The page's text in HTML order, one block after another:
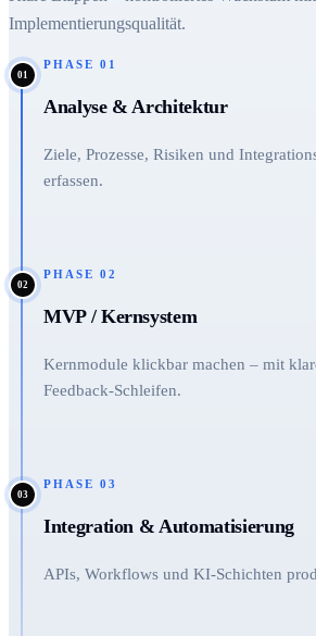
Implementierungsqualität.
01
PHASE 01
Analyse & Architektur
Ziele, Prozesse, Risiken und
erfassen.
02
PHASE 02
MVP / Kernsystem
Kernmodule klickbar machen – mit
Feedback-Schleifen.
03
PHASE 03
Integration & Automatisierung
APIs, Workflows und KI-Schichten